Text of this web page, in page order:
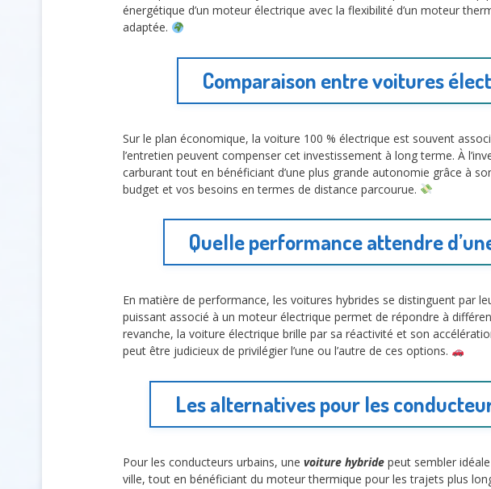
énergétique d’un moteur électrique avec la flexibilité d’un moteur
adaptée.
Comparaison entre voitures
Sur le plan économique, la voiture 100 % électrique est souvent
l’entretien peuvent compenser cet investissement à long terme. À
carburant tout en bénéficiant d’une plus grande autonomie grâce à
budget et vos besoins en termes de distance parcourue.
Quelle performance attendre
En matière de performance, les voitures hybrides se distinguent par
puissant associé à un moteur électrique permet de répondre à
revanche, la voiture électrique brille par sa réactivité et son
peut être judicieux de privilégier l’une ou l’autre de ces options.
Les alternatives pour les
Pour les conducteurs urbains, une voiture hybride peut sembler
ville, tout en bénéficiant du moteur thermique pour les trajets plus